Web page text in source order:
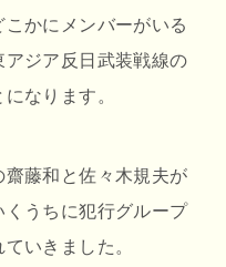
かにメンバーがいる
ジア反日武装戦線の
なります。
藤和と佐々木規夫が
うちに犯行グループ
いきました。